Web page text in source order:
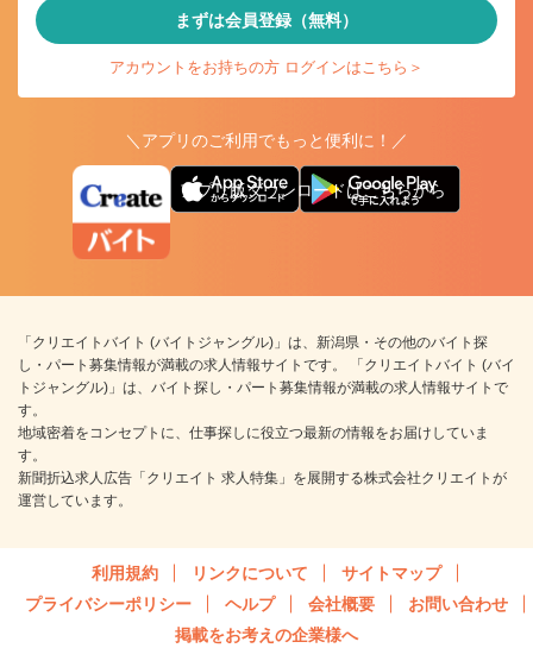
まずは会員登録（無料）
アカウントをお持ちの方 ログインはこちら＞
＼アプリのご利用でもっと便利に！／
アプリ版ダウンロードはこちらから
「クリエイトバイト (バイトジャングル)」は、新潟県・その他のバイト探
し・パート募集情報が満載の求人情報サイトです。 「クリエイトバイト (バイ
トジャングル)」は、バイト探し・パート募集情報が満載の求人情報サイトで
す。
地域密着をコンセプトに、仕事探しに役立つ最新の情報をお届けしていま
す。
新聞折込求人広告「クリエイト 求人特集」を展開する株式会社クリエイトが
運営しています。
利用規約 リンクについて
サイトマップ
プライバシーポリシー
ヘルプ 会社概要
お問い合わせ
掲載をお考えの企業様へ